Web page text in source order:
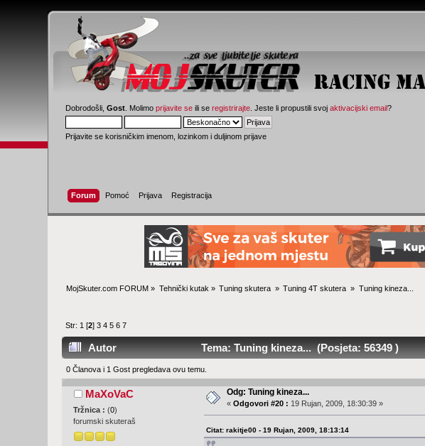
Dobrodošli,Gost . Molimoprijavite se ili seregistrirajte . Jeste li propustili svojaktivacijski email?
Prijavite se korisničkim imenom, lozinkom i duljinom prijave
Forum Pomoć Prijava Registracija
MojSkuter.com FORUM » Tehnički kutak » Tuning skutera » Tuning 4T skutera » Tuning kineza...
Str: 1 [2]3 4 5 6 7
Autor Tema: Tuning kineza... (Posjeta: 56349 )
0 Članova i 1 Gost pregledava ovu temu.
MaXoVaC
Tržnica :(0)
forumski skuteraš
Odg: Tuning kineza...
«Odgovori #20 : 19 Rujan, 2009, 18:30:39 »
Citat: rakitje00 - 19 Rujan, 2009, 18:13:14